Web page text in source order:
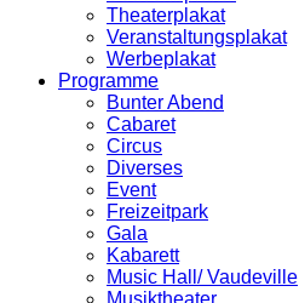
Theaterplakat
Veranstaltungsplakat
Werbeplakat
Programme
Bunter Abend
Cabaret
Circus
Diverses
Event
Freizeitpark
Gala
Kabarett
Music Hall/ Vaudeville
Musiktheater